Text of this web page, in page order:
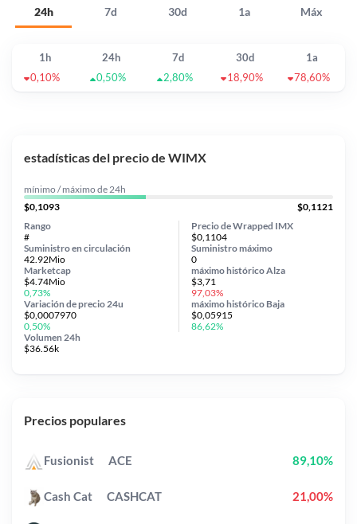
24h 7d 30d 1a Máx
1h 24h 7d 30d
1a
0,10%
0,50% 2,80% 18,90% 78,60%
estadísticas del precio de WIMX
mínimo / máximo de 24h
$0,1093
$0,1121
Precio de Wrapped IMX
$0,1104
Suministro en circulación
42.92Mio
Variación de precio 24u
$0,0007970
0,50%
Suministro máximo
0
Marketcap
$4.74Mio
0,73%
Volumen 24h
$36.56k
Rango
#
máximo históricoAlza
$3,71
97,03%
máximo histórico Baja
$0,05915
86,62%
Precios populares
Fusionist ACE 89,10%
Cash Cat CASHCAT 21,00%